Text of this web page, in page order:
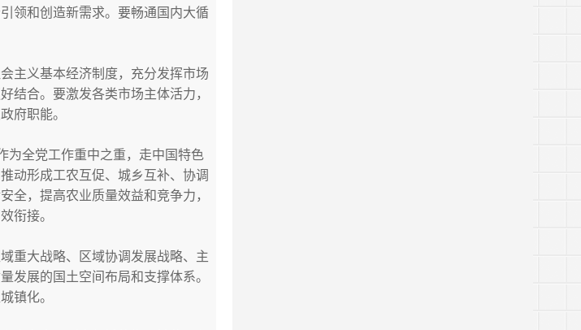
领和创造新需求。要畅通国内大循
主义基本经济制度，充分发挥市场
结合。要激发各类市场主体活力，
府职能。
为全党工作重中之重，走中国特色
动形成工农互促、城乡互补、协调
全，提高农业质量效益和竞争力，
衔接。
重大战略、区域协调发展战略、主
发展的国土空间布局和支撑体系。
镇化。